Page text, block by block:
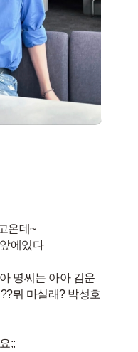
온데~
에있다
명씨는 아아 김운
뭐 마실래? 박성호
;;